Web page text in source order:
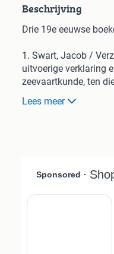
Beschrijving
Drie 19e eeuwse
1. Swart, Jacob /
uitvoerige verklaring
zeevaartkunde, ten
2. Georg von Vega /
108000 en der
Lees meer